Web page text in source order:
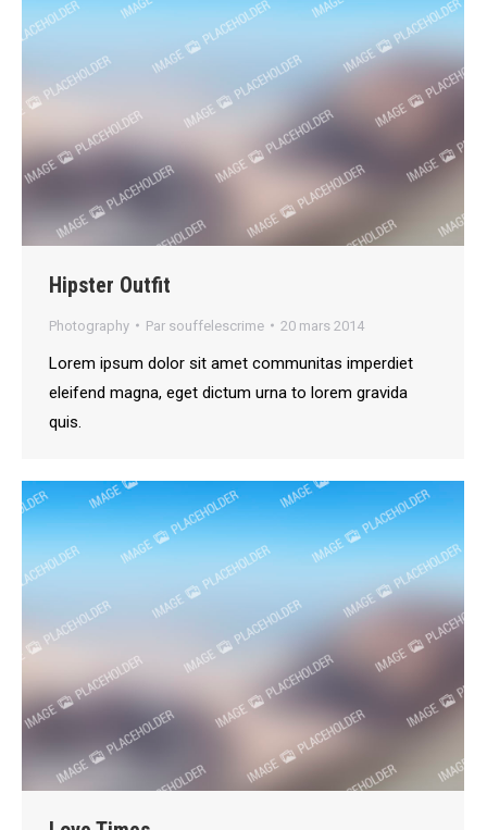
Hipster Outfit
Photography Par souffelescrime 20 mars 2014
Lorem ipsum dolor sit amet communitas imperdiet
eleifend magna, eget dictum urna to lorem gravida
quis.